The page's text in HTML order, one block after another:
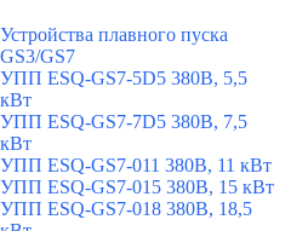
Устройства плавного пуска
GS3/GS7
УПП ESQ-GS7-5D5 380В, 5,5
кВт
УПП ESQ-GS7-7D5 380В, 7,5
кВт
УПП ESQ-GS7-011 380В, 11 кВт
УПП ESQ-GS7-015 380В, 15 кВт
УПП ESQ-GS7-018 380В, 18,5